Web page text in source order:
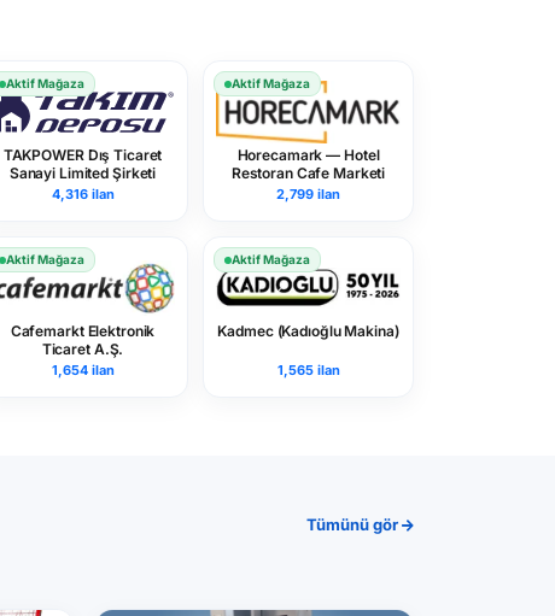
Aktif Mağaza
TAKPOWER Dış Ticaret
Sanayi Limited Şirketi
4,316 ilan
Aktif Mağaza
Horecamark — Hotel
Restoran Cafe Marketi
2,799 ilan
Aktif Mağaza
Cafemarkt Elektronik
Ticaret A.Ş.
1,654 ilan
Aktif Mağaza
Kadmec (Kadıoğlu Makina)
1,565 ilan
Tümünü gör